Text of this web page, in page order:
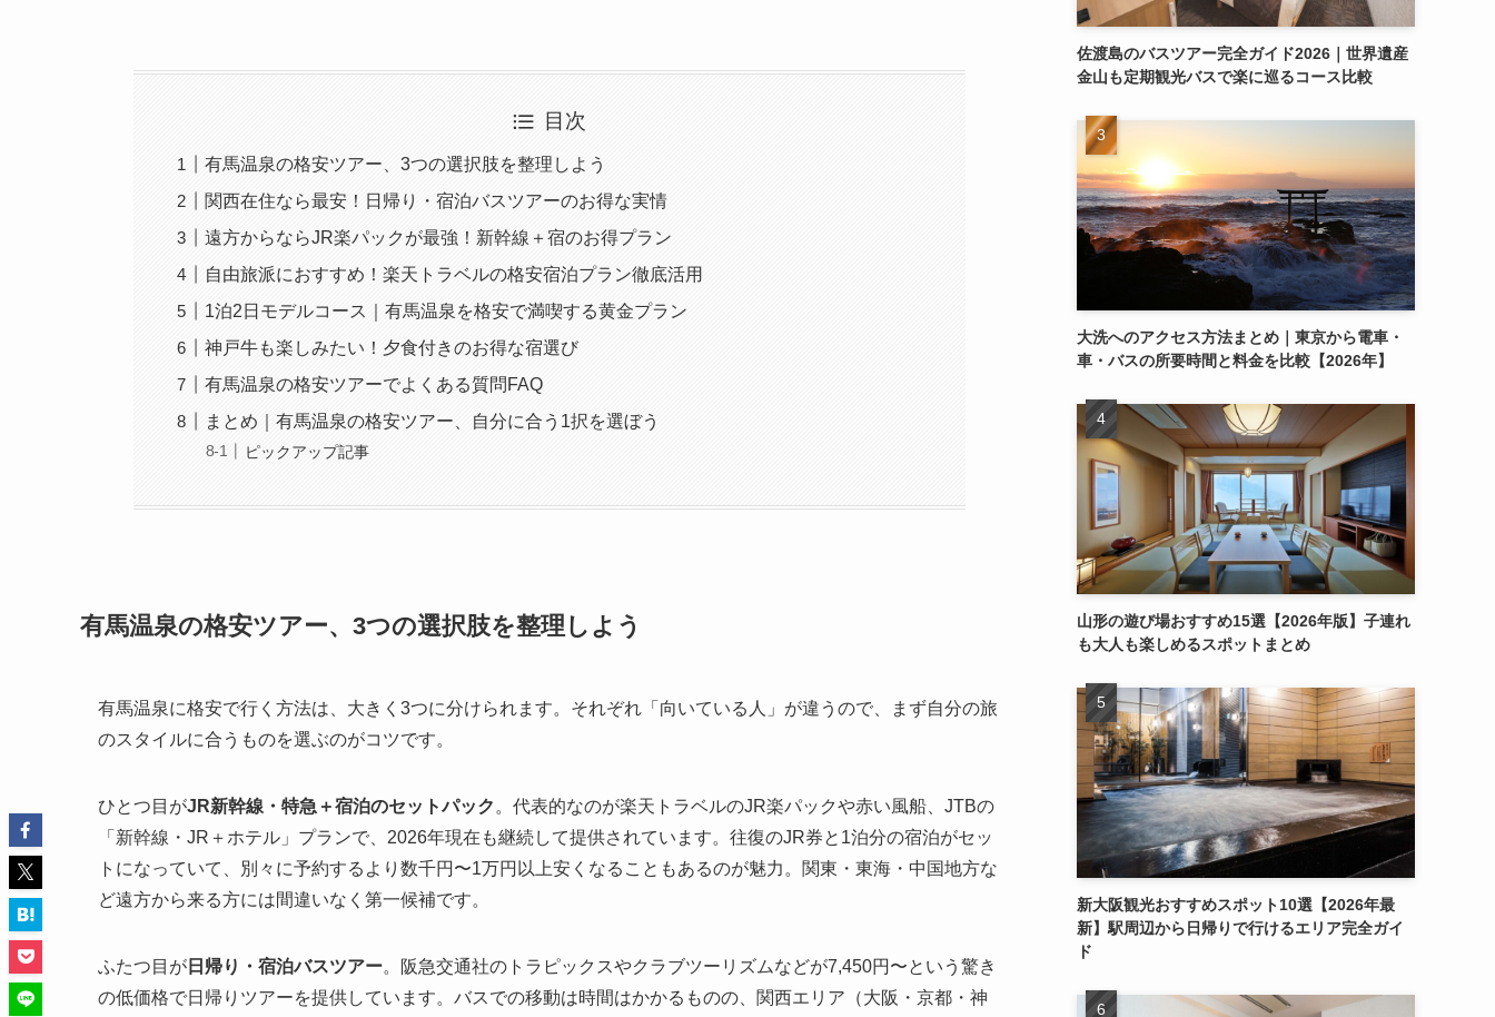
目次
有馬温泉の格安ツアー、3つの選択肢を整理しよう
関西在住なら最安！日帰り・宿泊バスツアーのお得な実情
遠方からならJR楽パックが最強！新幹線＋宿のお得プラン
自由旅派におすすめ！楽天トラベルの格安宿泊プラン徹底活用
1泊2日モデルコース｜有馬温泉を格安で満喫する黄金プラン
神戸牛も楽しみたい！夕食付きのお得な宿選び
有馬温泉の格安ツアーでよくある質問FAQ
まとめ｜有馬温泉の格安ツアー、自分に合う1択を選ぼう
ピックアップ記事
有馬温泉の格安ツアー、3つの選択肢を整理しよう
有馬温泉に格安で行く方法は、大きく3つに分けられます。それぞれ「向いている人」が違うので、まず自分の旅
のスタイルに合うものを選ぶのがコツです。
ひとつ目がJR新幹線・特急＋宿泊のセットパック 。代表的なのが楽天トラベルのJR楽パックや赤い風船、JTBの
「新幹線・JR＋ホテル」プランで、2026年現在も継続して提供されています。往復のJR券と1泊分の宿泊がセッ
トになっていて、別々に予約するより数千円〜1万円以上安くなることもあるのが魅力。関東・東海・中国地方な
ど遠方から来る方には間違いなく第一候補です。
ふたつ目が 日帰り・宿泊バスツアー。阪急交通社のトラピックスやクラブツーリズムなどが7,450円〜という驚き
の低価格で日帰りツアーを提供しています。バスでの移動は時間はかかるものの、関西エリア（大阪・京都・神
佐渡島のバスツアー完全ガイド2026｜世界遺産
金山も定期観光バスで楽に巡るコース比較
大洗へのアクセス方法まとめ｜東京から電車・
車・バスの所要時間と料金を比較【2026年】
山形の遊び場おすすめ15選【2026年版】子連れ
も大人も楽しめるスポットまとめ
新大阪観光おすすめスポット10選【2026年最
新】駅周辺から日帰りで行けるエリア完全ガイ
ド